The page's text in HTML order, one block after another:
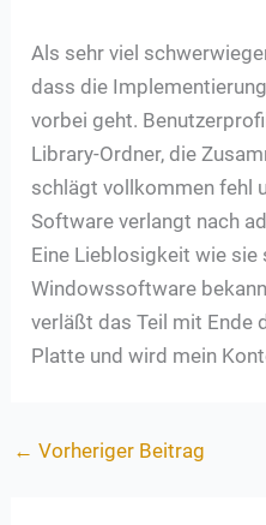
Als sehr viel
dass die
vorbei geht.
Library-Ordner, die
schlägt vollkommen fehl
Software verlangt nach
Eine Lieblosigkeit wie sie
Windowssoftware
verläßt das Teil mit Ende
Platte und wird mein
← Vorheriger Beitrag